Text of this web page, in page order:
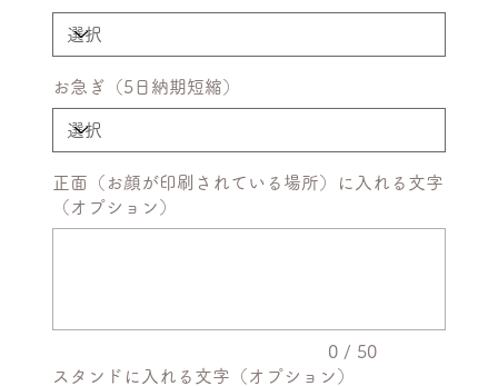
お急ぎ（5日納期短縮）
正面（お顔が印刷されている場所）に入れる文字
（オプション）
入
き
0 / 50
スタンドに入れる文字（オプション）